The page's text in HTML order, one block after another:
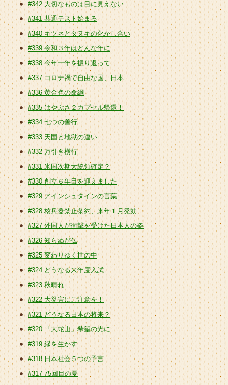
#342 大切なものは目に見えない
#341 共通テスト始まる
#340 キツネとタヌキの化かし合い
#339 令和３年はどんな年に
#338 今年一年を振り返って
#337 コロナ禍で自由な国、日本
#336 黄金色の命綱
#335 はやぶさ２カプセル帰還！
#334 七つの善行
#333 天国と地獄の違い
#332 万引き横行
#331 米国次期大統領確定？
#330 創立６年目を迎えました
#329 アインシュタインの言葉
#328 核兵器禁止条約、来年１月発効
#327 外国人が衝撃を受けた日本人の姿
#326 知らぬが仏
#325 変わりゆく世の中
#324 どうなる来年度入試
#323 秋晴れ
#322 大災害にご注意を！
#321 どうなる日本の将来？
#320 「大蛇山」希望の光に
#319 縁を生かす
#318 日本社会５つの予言
#317 75回目の夏